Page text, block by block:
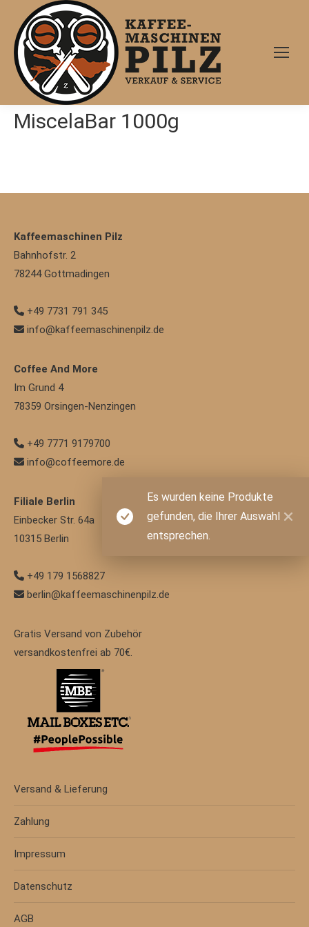
MiscelaBar 1000g
Es wurden keine Produkte
gefunden, die Ihrer Auswahl
entsprechen.
Kaffeemaschinen Pilz
Bahnhofstr. 2
78244 Gottmadingen
+49 7731 791 345
info@kaffeemaschinenpilz.de
Coffee And More
Im Grund 4
78359 Orsingen-Nenzingen
+49 7771 9179700
info@coffeemore.de
Filiale Berlin
Einbecker Str. 64a
10315 Berlin
+49 179 1568827
berlin@kaffeemaschinenpilz.de
Gratis Versand von Zubehör
versandkostenfrei ab 70€.
Versand & Lieferung
Zahlung
Impressum
Datenschutz
AGB